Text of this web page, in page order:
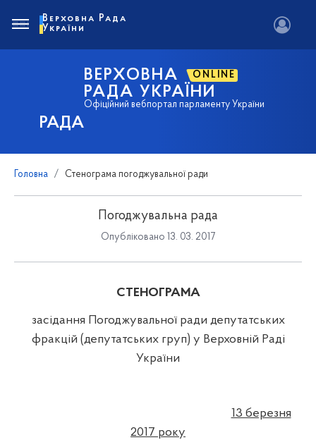
РАДА
ВЕРХОВНА ONLINE
РАДА УКРАЇНИ
Офіційний вебпортал парламенту України
Верховна Рада
України
Головна Стенограма погоджувальної ради
Погоджувальна рада
Опубліковано 13. 03. 2017
СТЕНОГРАМА
засідання Погоджувальної ради депутатських
фракцій (депутатських груп) у Верховній Раді
України
13 березня
2017 року